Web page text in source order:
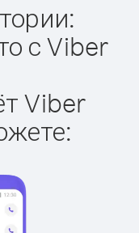
с Viber
Viber